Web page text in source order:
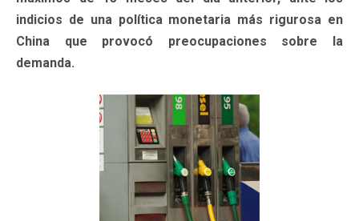
indicios de una política monetaria más rigurosa en
China que provocó preocupaciones sobre la
demanda.